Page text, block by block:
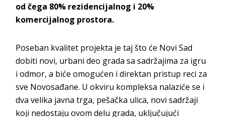
od čega 80% rezidencijalnog i 20%
komercijalnog prostora.
Poseban kvalitet projekta je taj što će Novi Sad
dobiti novi, urbani deo grada sa sadržajima za igru
i odmor, a biće omogućen i direktan pristup reci za
sve Novosađane. U okviru kompleksa nalaziće se i
dva velika javna trga, pešačka ulica, novi sadržaji
koji nedostaju ovom delu grada, uključujući